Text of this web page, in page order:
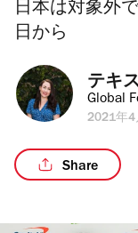
日本は対象外
日から
テキ
Global
2021年4
Share